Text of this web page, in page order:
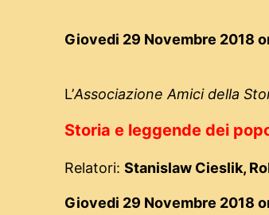
Giovedi 29 Novembre 2018
L’Associazione Amici della
Storia e leggende dei
Relatori: Stanislaw Cieslik,
Giovedi 29 Novembre 2018